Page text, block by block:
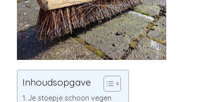
Inhoudsopgave
Je stoepje schoon vegen